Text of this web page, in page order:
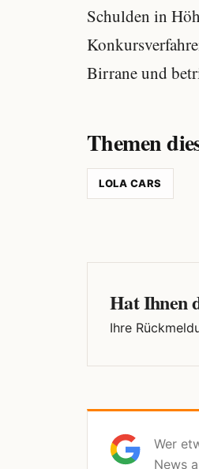
Schulden in
Birrane und
Themen
LOLA CARS
Hat Ihnen
Ihre
Wer
News